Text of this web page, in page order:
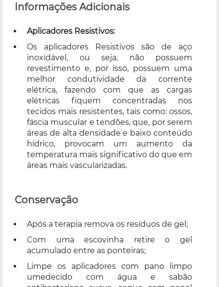
Informações Adicionais
Aplicadores Resistivos:
Os aplicadores Resistivos são de aço
inoxidável, ou seja, não possuem
revestimento e, por isso, possuem uma
melhor condutividade da corrente
elétrica, fazendo com que as cargas
elétricas fiquem concentradas nos
tecidos mais resistentes, tais como: ossos,
fáscia muscular e tendões, que, por serem
áreas de alta densidade e baixo conteúdo
hídrico, provocam um aumento da
temperatura mais significativo do que em
áreas mais vascularizadas.
Conservação
Após a terapia remova os resíduos de gel;
Com uma escovinha retire o gel
acumulado entre as ponteiras;
Limpe os aplicadores com pano limpo
umedecido com água e sabão